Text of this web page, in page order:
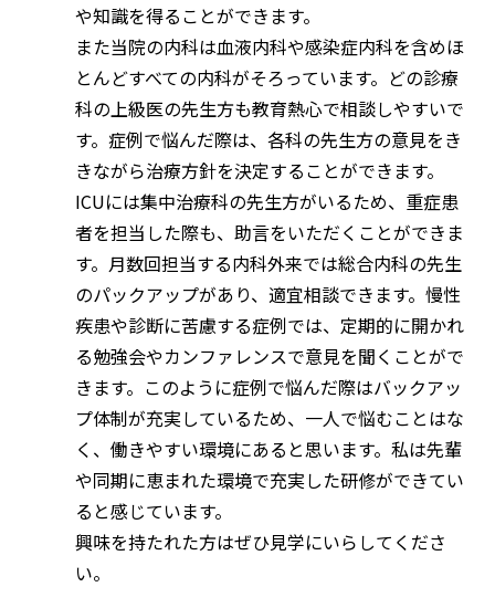
や知識を得ることができます。
また当院の内科は血液内科や感染症内科を含めほ
とんどすべての内科がそろっています。どの診療
科の上級医の先生方も教育熱心で相談しやすいで
す。症例で悩んだ際は、各科の先生方の意見をき
きながら治療方針を決定することができます。
ICUには集中治療科の先生方がいるため、重症患
者を担当した際も、助言をいただくことができま
す。月数回担当する内科外来では総合内科の先生
のパックアップがあり、適宜相談できます。慢性
疾患や診断に苦慮する症例では、定期的に開かれ
る勉強会やカンファレンスで意見を聞くことがで
きます。このように症例で悩んだ際はバックアッ
プ体制が充実しているため、一人で悩むことはな
く、働きやすい環境にあると思います。私は先輩
や同期に恵まれた環境で充実した研修ができてい
ると感じています。
興味を持たれた方はぜひ見学にいらしてくださ
い。